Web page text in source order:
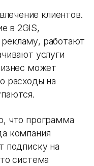
клиентов.
в 2GIS,
работают
услуги
может
расходы на
что программа
компания
подписку на
система